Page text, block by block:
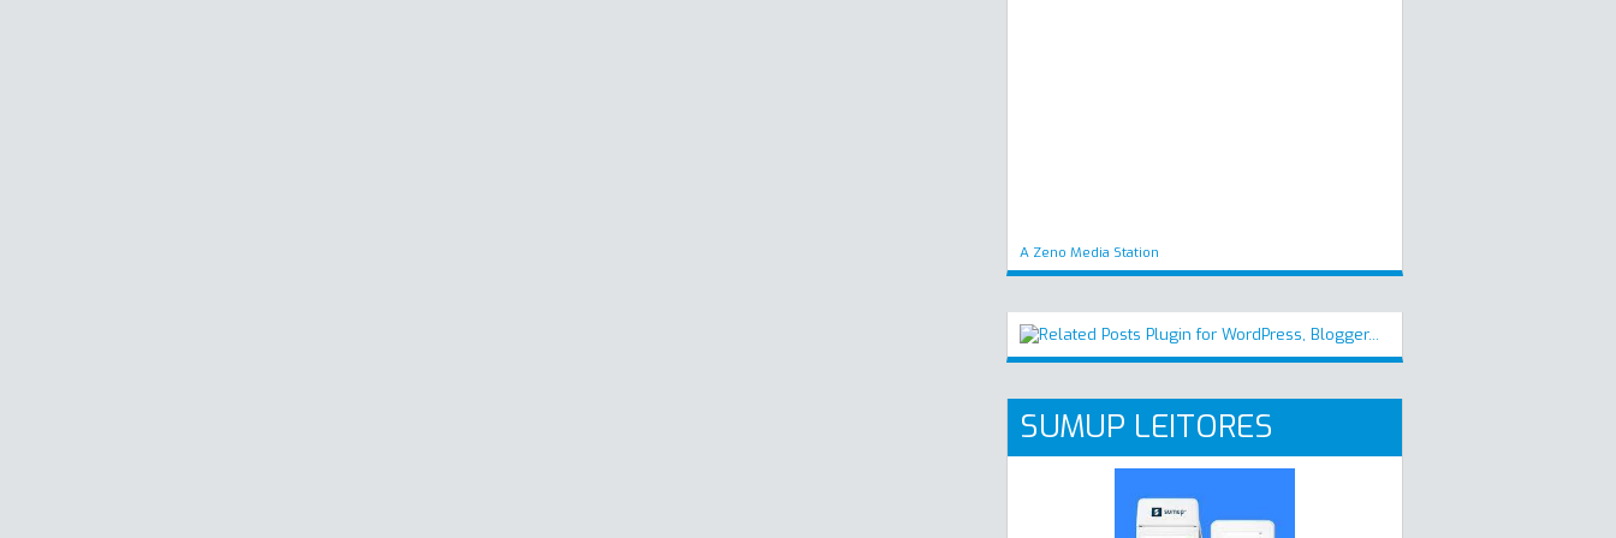
A Zeno Media Station
SUMUP LEITORES